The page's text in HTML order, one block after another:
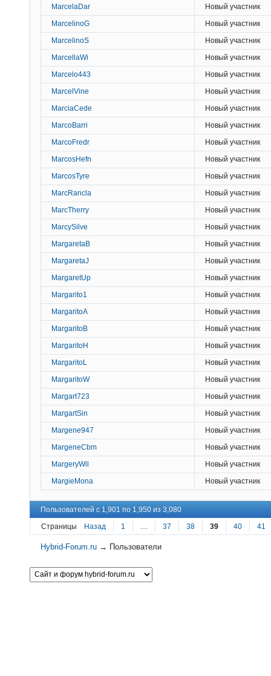
MarcelaDar
Новый участник
MarcelinoG
Новый участник
MarcelinoS
Новый участник
MarcellaWi
Новый участник
Marcelo443
Новый участник
MarcelVine
Новый участник
MarciaCede
Новый участник
MarcoBarri
Новый участник
MarcoFredr
Новый участник
MarcosHefn
Новый участник
MarcosTyre
Новый участник
MarcRancla
Новый участник
MarcTherry
Новый участник
MarcySilve
Новый участник
MargaretaB
Новый участник
MargaretaJ
Новый участник
MargaretUp
Новый участник
Margarito1
Новый участник
MargaritoA
Новый участник
MargaritoB
Новый участник
MargaritoH
Новый участник
MargaritoL
Новый участник
MargaritoW
Новый участник
Margart723
Новый участник
MargartSin
Новый участник
Margene947
Новый участник
MargeneCbm
Новый участник
MargeryWil
Новый участник
MargieMona
Новый участник
Пользователей с 1,901 по 1,950 из 3,080
Страницы
Назад 1 37 38 39 40 41
Hybrid-Forum.ru → Пользователи